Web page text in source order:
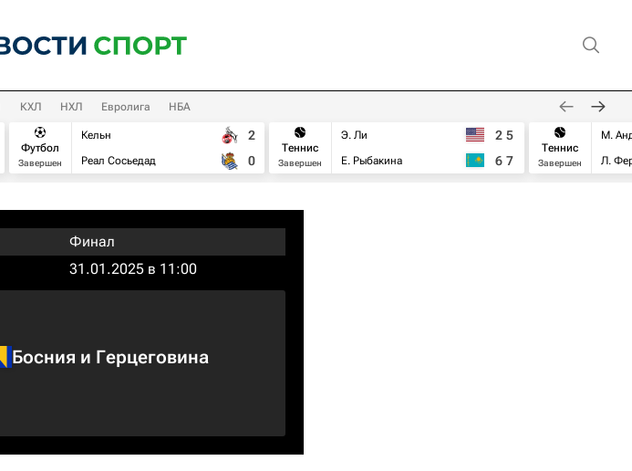
КХЛ НХЛ Евролига НБА
Футбол
Завершен
Кельн
Реал Сосьедад
2
0
Теннис
Завершен
Э. Ли
Е. Рыбакина
2 5
6 7
Теннис
Завершен
М.
Л.
Финал
31.01.2025 в 11:00
Босния и Герцеговина